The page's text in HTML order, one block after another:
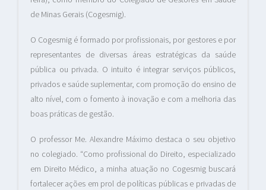
de Minas Gerais (Cogesmig).
O Cogesmig é formado por profissionais, por gestores e por
representantes de diversas áreas estratégicas da saúde
pública ou privada. O intuito é integrar serviços públicos,
privados e saúde suplementar, com promoção do ensino de
alto nível, com o fomento à inovação e com a melhoria das
boas práticas de gestão.
O professor Me. Alexandre Máximo destaca o seu objetivo
no colegiado. “Como profissional do Direito, especializado
em Direito Médico, a minha atuação no Cogesmig buscará
fortalecer ações em prol de políticas públicas e privadas de